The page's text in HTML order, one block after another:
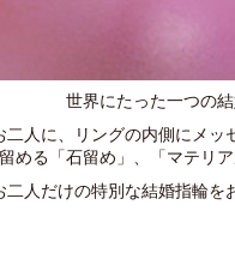
世界にたった一つの結
二人に、リングの内側にメッ
める「石留め」、「マテリ
二人だけの特別な結婚指輪を